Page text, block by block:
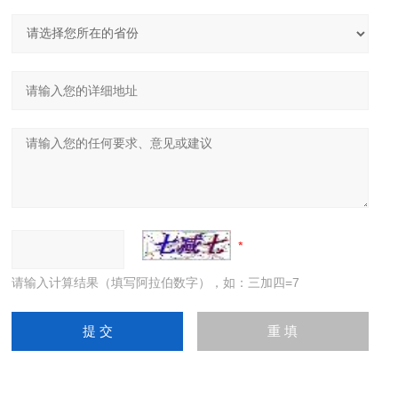
请输入计算结果（填写阿拉伯数字），如：三加四=7